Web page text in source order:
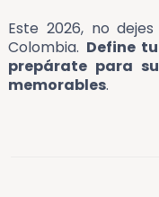
Este 2026, no
Colombia. Define
prepárate para
memorables.